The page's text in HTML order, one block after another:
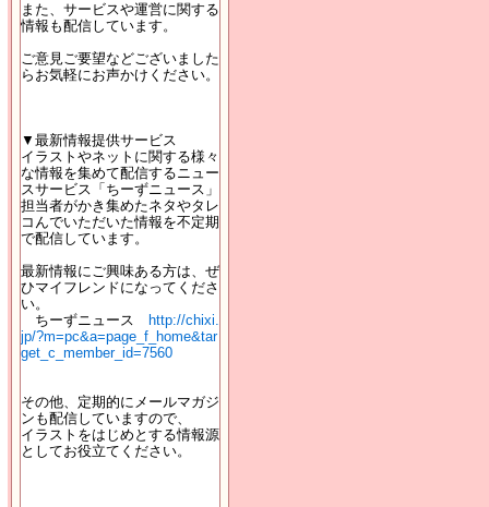
また、サービスや運営に関する
情報も配信しています。
ご意見ご要望などございました
らお気軽にお声かけください。
▼最新情報提供サービス
イラストやネットに関する様々
な情報を集めて配信するニュー
スサービス「ちーずニュース」
担当者がかき集めたネタやタレ
コんでいただいた情報を不定期
で配信しています。
最新情報にご興味ある方は、ぜ
ひマイフレンドになってくださ
い。
ちーずニュース
http://chixi.
jp/?m=pc&a=page_f_home&tar
get_c_member_id=7560
その他、定期的にメールマガジ
ンも配信していますので、
イラストをはじめとする情報源
としてお役立てください。